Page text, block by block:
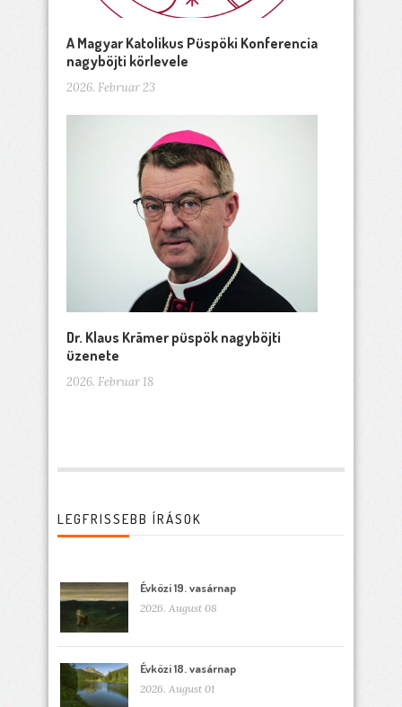
A Magyar Katolikus Püspöki Konferencia
nagyböjti körlevele
2026. Februar 23
Dr. Klaus Krämer püspök nagyböjti
üzenete
2026. Februar 18
LEGFRISSEBB ÍRÁSOK
Évközi 19. vasárnap
2026. August 08
Évközi 18. vasárnap
2026. August 01